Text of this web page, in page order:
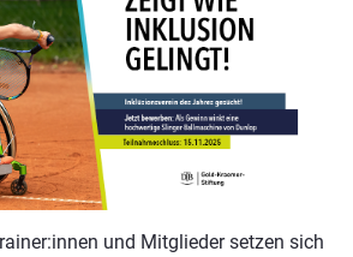
und Mitglieder setzen sich